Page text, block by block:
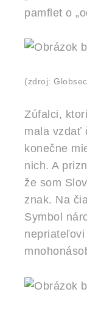
pamflet o
(zdroj:
Zúfalci,
mala vzdať
konečne
nich. A
že som
znak. Na
Symbol